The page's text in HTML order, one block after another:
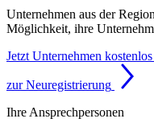
Unternehmen aus der
Möglichkeit, ihre
Jetzt Unternehmen
zur Neuregistrierung
Ihre Ansprechpersonen